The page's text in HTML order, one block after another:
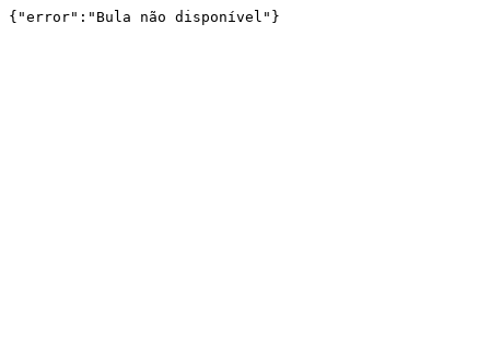
{"error":"Bula não disponível"}